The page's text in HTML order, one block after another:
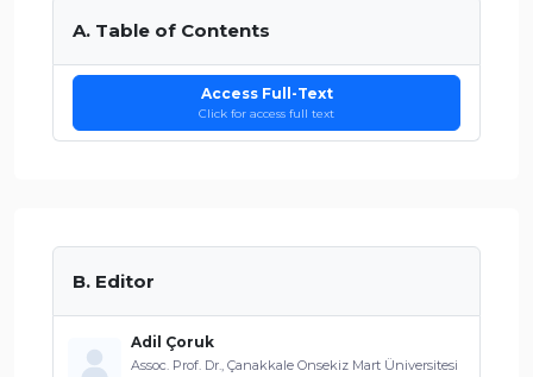
A. Table of Contents
Access Full-Text
Click for access full text
B. Editor
Adil Çoruk
Assoc. Prof. Dr., Çanakkale Onsekiz Mart Üniversitesi